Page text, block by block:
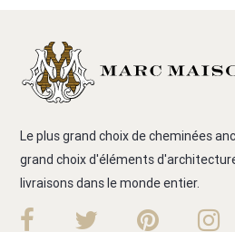
Le plus grand choix de cheminées
grand choix d'éléments
livraisons dans le monde entier.